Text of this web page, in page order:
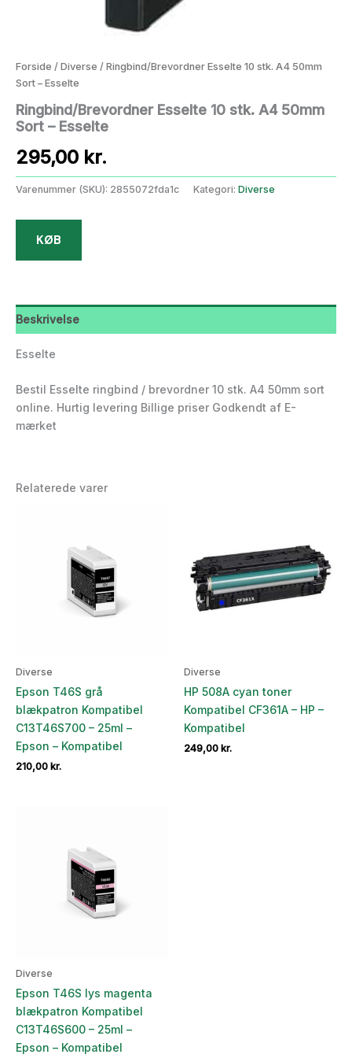
Forside / Diverse / Ringbind/Brevordner Esselte 10 stk. A4 50mm
Sort – Esselte
Ringbind/Brevordner Esselte 10 stk. A4 50mm
Sort – Esselte
295,00 kr.
Varenummer (SKU): 2855072fda1c Kategori: Diverse
KØB
Beskrivelse
Esselte
Bestil Esselte ringbind / brevordner 10 stk. A4 50mm sort
online. Hurtig levering Billige priser Godkendt af E-
mærket
Relaterede varer
Diverse
Epson T46S grå
blækpatron Kompatibel
C13T46S700 – 25ml –
Epson – Kompatibel
210,00 kr.
Diverse
HP 508A cyan toner
Kompatibel CF361A – HP –
Kompatibel
249,00 kr.
Diverse
Epson T46S lys magenta
blækpatron Kompatibel
C13T46S600 – 25ml –
Epson – Kompatibel